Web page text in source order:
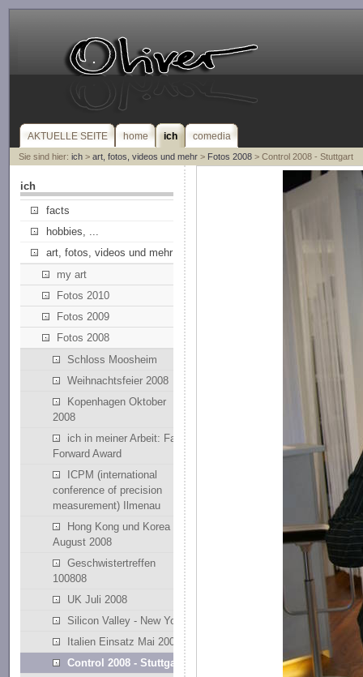
AKTUELLE SEITE home ich comedia
Sie sind hier: ich> art, fotos, videos und mehr> Fotos 2008> Control 2008 - Stuttgart
ich
facts
hobbies, ...
art, fotos, videos und mehr
my art
Fotos 2010
Fotos 2009
Fotos 2008
Schloss Moosheim
Weihnachtsfeier 2008
Kopenhagen Oktober
2008
ich in meiner Arbeit: Fast
Forward Award
ICPM (international
conference of precision
measurement) Ilmenau
Hong Kong und Korea
August 2008
Geschwistertreffen
100808
UK Juli 2008
Silicon Valley - New York
Italien Einsatz Mai 2008
Control 2008 - Stuttgart